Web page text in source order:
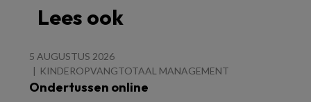
Lees ook
5 AUGUSTUS 2026
KINDEROPVANGTOTAAL MANAGEMENT
Ondertussen online